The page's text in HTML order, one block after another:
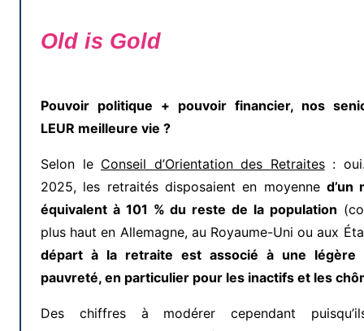
Old is Gold
Pouvoir politique + pouvoir financier, nos
LEUR meilleure vie ?
Selon le Conseil d’Orientation des Retraites:
2025, les retraités disposaient en moyenne d’un
équivalent à 101 % du reste de la population
plus haut en Allemagne, au Royaume-Uni ou aux
départ à la retraite est associé à une légère
pauvreté, en particulier pour les inactifs et les
Des chiffres à modérer cependant